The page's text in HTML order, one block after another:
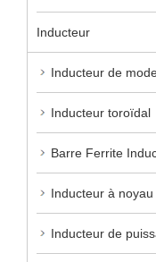
Inducteur
Inducteur de
Inducteur toroïdal
Barre Ferrite
Inducteur à
Inducteur de